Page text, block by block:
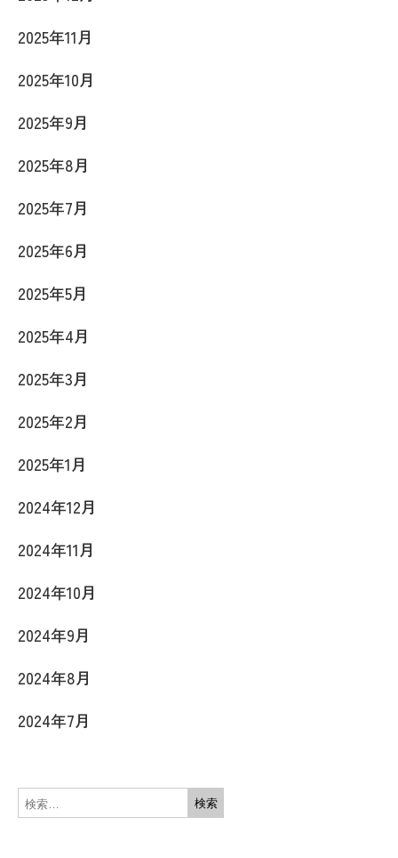
2025年11月
2025年10月
2025年9月
2025年8月
2025年7月
2025年6月
2025年5月
2025年4月
2025年3月
2025年2月
2025年1月
2024年12月
2024年11月
2024年10月
2024年9月
2024年8月
2024年7月